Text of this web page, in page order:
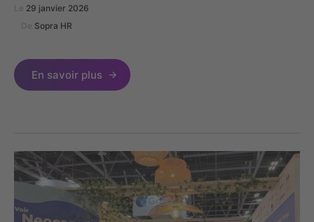
29 janvier 2026
Sopra HR
En savoir plus